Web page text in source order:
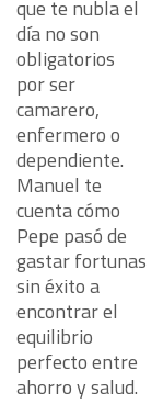
que te nubla el
día no son
obligatorios
por ser
camarero,
enfermero o
dependiente.
Manuel te
cuenta cómo
Pepe pasó de
gastar fortunas
sin éxito a
encontrar el
equilibrio
perfecto entre
ahorro y salud.